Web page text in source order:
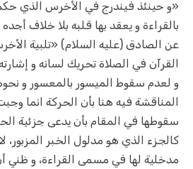
«و حينئذ فيندرج في الأخرس الذي
بالقراءة و يعقد بها قلبه بلا خلاف
عن الصادق (عليه السلام) «تلبية
القرآن في الصلاة تحريك لسانه و
و لعدم سقوط الميسور بالمعسور و
المناقشة فيه هنا بأن الحركة انما
سقوطها في المقام بأن يدعى جزئية
كالجزء الذي هو مدلول الخبر المزبور،
مدخلية لها في مسمى القراءة، و ظني